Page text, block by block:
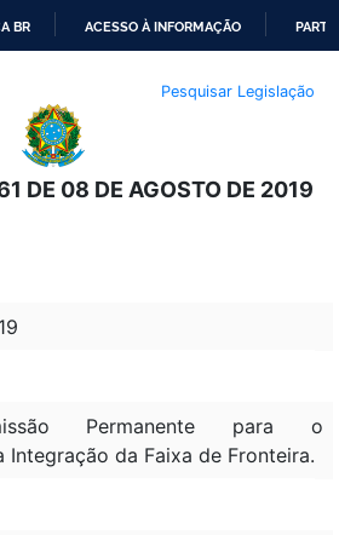
O
CONTEÚDO
BR ACESSO À INFORMAÇÃO
Pesquisar Legislação
DE 08 DE AGOSTO DE 2019
Permanente para o
Integração da Faixa de Fronteira.